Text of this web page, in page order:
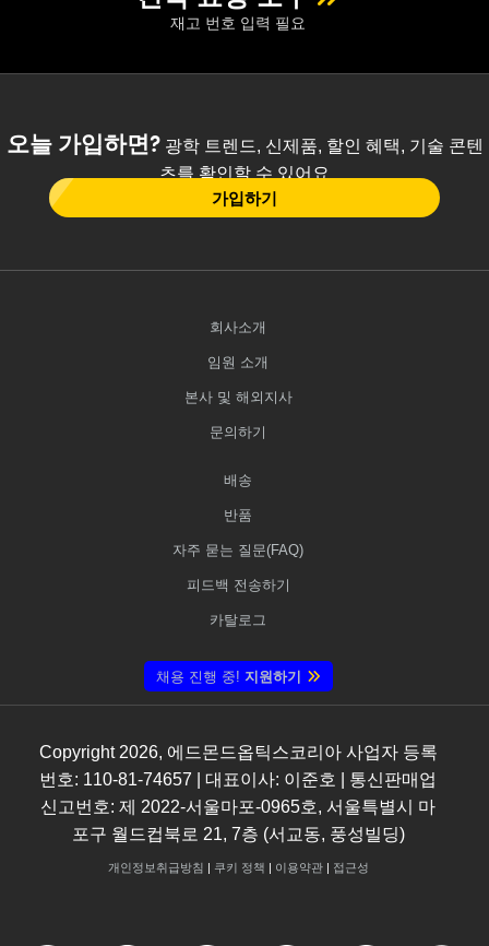
재고 번호 입력 필요
오늘 가입하면?광학 트렌드, 신제품, 할인 혜택, 기술 콘텐
츠를 확인할 수 있어요
가입하기
회사소개
임원 소개
본사 및 해외지사
문의하기
배송
반품
자주 묻는 질문(FAQ)
피드백 전송하기
카탈로그
채용 진행 중! 지원하기
Copyright 2026, 에드몬드옵틱스코리아 사업자 등록
번호: 110-81-74657 | 대표이사: 이준호 | 통신판매업
신고번호: 제 2022-서울마포-0965호, 서울특별시 마
포구 월드컵북로 21, 7층 (서교동, 풍성빌딩)
개인정보취급방침 | 쿠키 정책 | 이용약관| 접근성